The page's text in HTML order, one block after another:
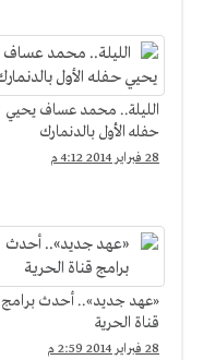
الليلة.. محمد عساف يحيي
حفله الأول بالدنمارك
28 فبراير 2014 4:12 م
«عهد جديد».. أحدث برامج
قناة الحرية
28 فبراير 2014 2:59 م